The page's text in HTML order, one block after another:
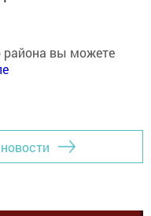
района вы можете